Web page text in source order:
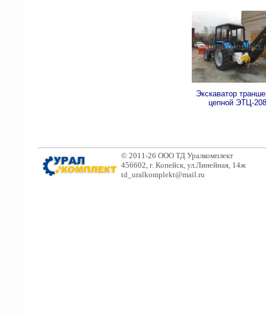
Экскаватор
цепной ЭТЦ-
© 2011-26 ООО ТД Уралкомплект
456602, г. Копейск, ул.Линейная, 14ж
td_uralkomplekt@mail.ru